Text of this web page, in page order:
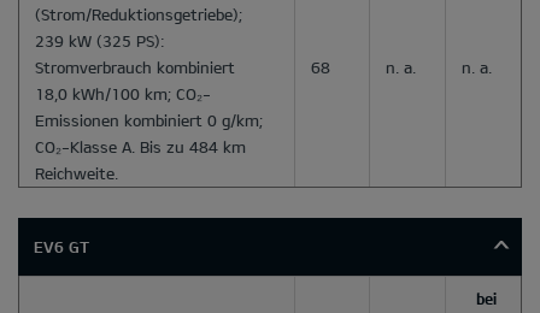
(Strom/Reduktionsgetriebe);
239 kW (325 PS):
Stromverbrauch kombiniert
18,0 kWh/100 km; CO₂-
Emissionen kombiniert 0 g/km;
CO₂-Klasse A. Bis zu 484 km
Reichweite.
68 n. a. n. a.
EV6 GT
bei